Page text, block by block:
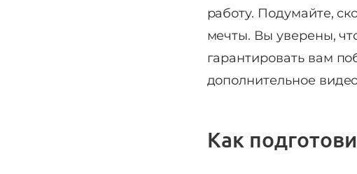
работу. Подумайте,
мечты. Вы уверены,
гарантировать вам
дополнительное
Как